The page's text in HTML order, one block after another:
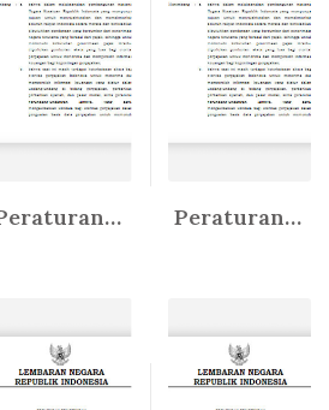
Peraturan Gubernur Provinsi DKI ...
In Peratur... Peraturan Gubernur Provinsi Daer...
In Peratur...